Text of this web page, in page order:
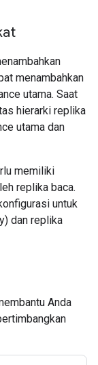
menambahkan
utama. Saat
hierarki replika
utama dan
memiliki
replika baca.
untuk
dan replika
Anda